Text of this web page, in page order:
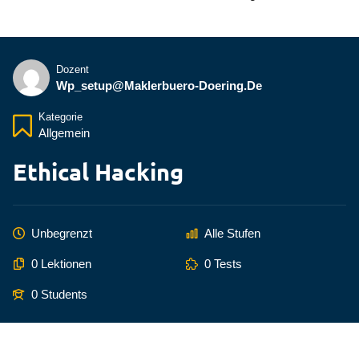
Dozent
Wp_setup@maklerbuero-Doering.de
Kategorie
Allgemein
Ethical Hacking
Unbegrenzt Alle Stufen
0 Lektionen 0 Tests
0 Students